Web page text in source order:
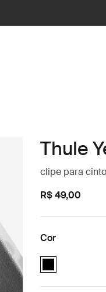
Thule
clipe para
R$ 49,00
Cor
Thule Yepp